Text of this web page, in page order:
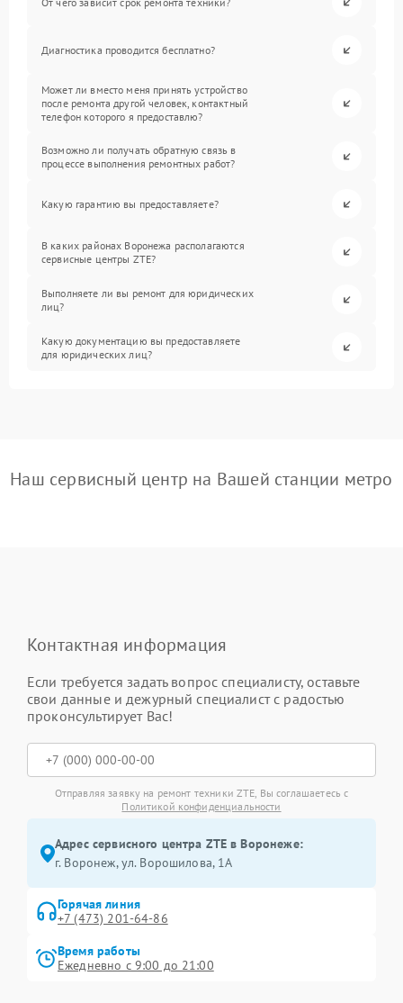
Диагностика проводится бесплатно?
Может ли вместо меня принять устройство
после ремонта другой человек, контактный
телефон которого я предоставлю?
Возможно ли получать обратную связь в
процессе выполнения ремонтных работ?
Какую гарантию вы предоставляете?
В каких районах Воронежа располагаются
сервисные центры ZTE?
Выполняете ли вы ремонт для юридических
лиц?
Какую документацию вы предоставляете
для юридических лиц?
Наш сервисный центр на Вашей станции метро
Контактная информация
Если требуется задать вопрос специалисту, оставьте
свои данные и дежурный специалист с радостью
проконсультирует Вас!
Отправляя заявку на ремонт техники ZTE, Вы соглашаетесь с
Политикой конфиденциальности
Адрес сервисного центра ZTE в Воронеже:
г. Воронеж, ул. Ворошилова, 1А
Горячая линия
+7 (473) 201-64-86
Время работы
Ежедневно с 9:00 до 21:00